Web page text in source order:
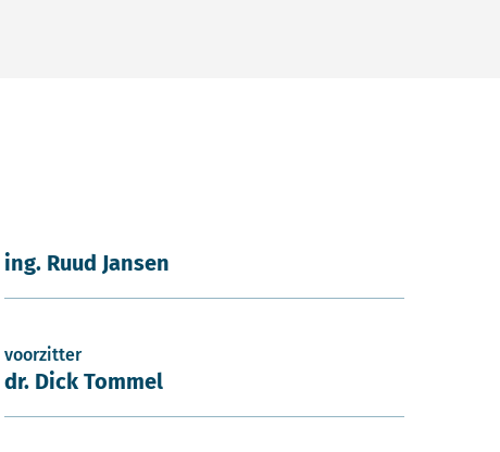
ing. Ruud Jansen
voorzitter
dr. Dick Tommel